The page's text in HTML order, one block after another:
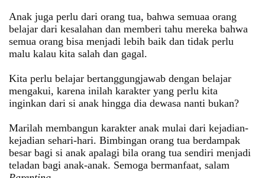
Anak juga perlu dari orang tua, bahwa semuaa orang
belajar dari kesalahan dan memberi tahu mereka bahwa
semua orang bisa menjadi lebih baik dan tidak perlu
malu kalau kita salah dan gagal.
Kita perlu belajar bertanggungjawab dengan belajar
mengakui, karena inilah karakter yang perlu kita
inginkan dari si anak hingga dia dewasa nanti bukan?
Marilah membangun karakter anak mulai dari kejadian-
kejadian sehari-hari. Bimbingan orang tua berdampak
besar bagi si anak apalagi bila orang tua sendiri menjadi
teladan bagi anak-anak. Semoga bermanfaat, salam